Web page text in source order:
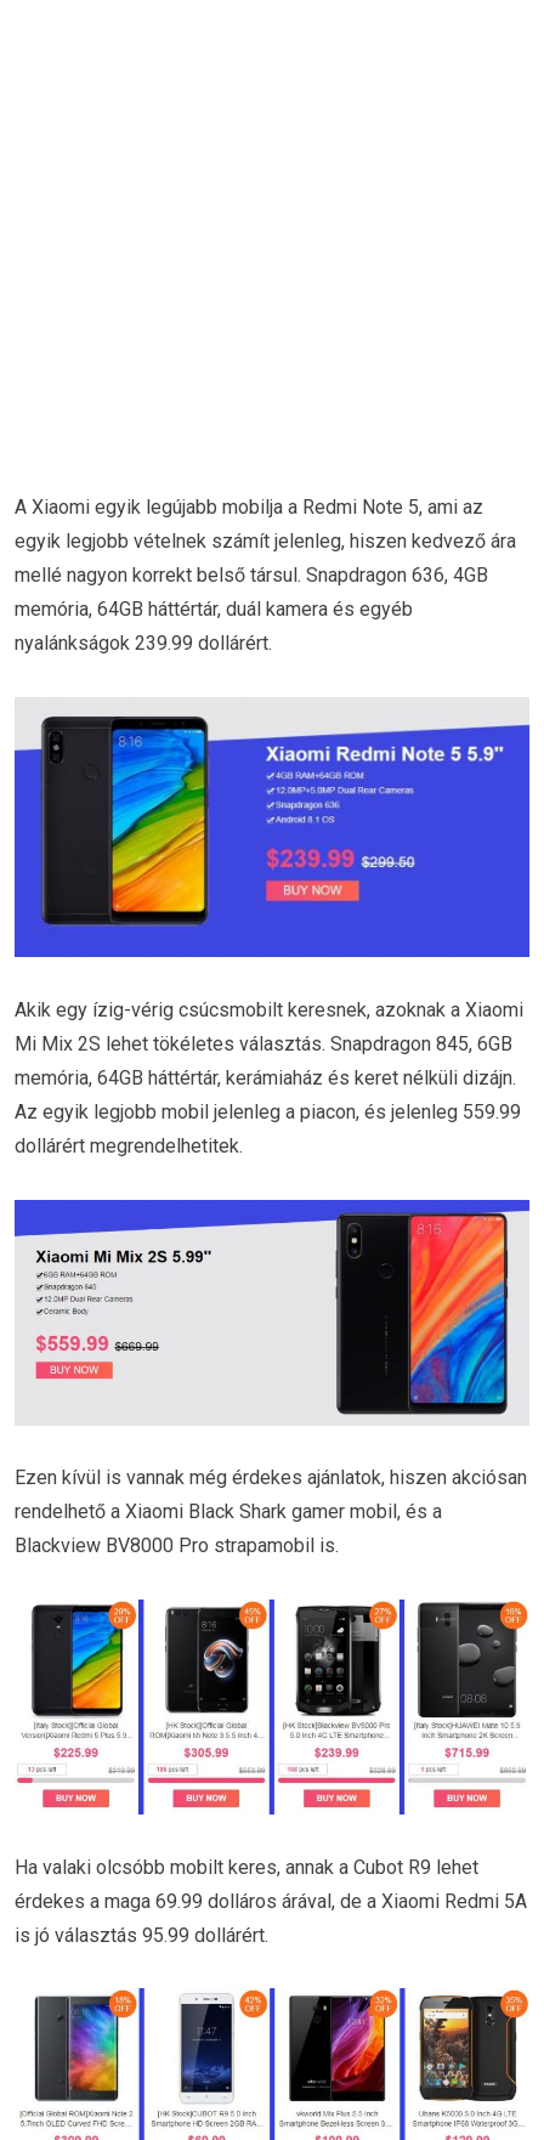
A Xiaomi egyik legújabb mobilja a Redmi Note 5, ami az
egyik legjobb vételnek számít jelenleg, hiszen kedvező ára
mellé nagyon korrekt belső társul. Snapdragon 636, 4GB
memória, 64GB háttértár, duál kamera és egyéb
nyalánkságok 239.99 dollárért.
Akik egy ízig-vérig csúcsmobilt keresnek, azoknak a Xiaomi
Mi Mix 2S lehet tökéletes választás. Snapdragon 845, 6GB
memória, 64GB háttértár, kerámiaház és keret nélküli dizájn.
Az egyik legjobb mobil jelenleg a piacon, és jelenleg 559.99
dollárért megrendelhetitek.
Ezen kívül is vannak még érdekes ajánlatok, hiszen akciósan
rendelhető a Xiaomi Black Shark gamer mobil, és a
Blackview BV8000 Pro strapamobil is.
Ha valaki olcsóbb mobilt keres, annak a Cubot R9 lehet
érdekes a maga 69.99 dolláros árával, de a Xiaomi Redmi 5A
is jó választás 95.99 dollárért.